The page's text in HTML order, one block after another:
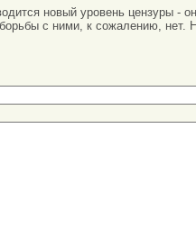
новый уровень цензуры
с ними, к сожалению,